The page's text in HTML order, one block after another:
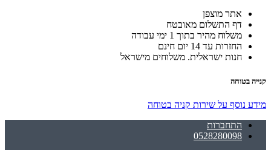
אתר מוצפן
דף התשלום מאובטח
משלוח מהיר בתוך 1 ימי עבודה
החזרות עד 14 יום חינם
חנות ישראלית. משלוחים מישראל
קנייה בטוחה
מידע נוסף על שירות קניה בטוחה
התחברות
0528280098